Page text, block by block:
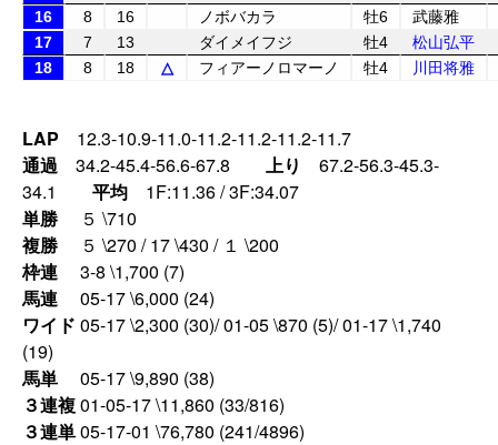
16
8 16 ノボバカラ 牡6
武藤雅
17
7 13 ダイメイフジ 牡4
松山弘平
18
8 18 △ フィアーノロマーノ 牡4 川田将雅
LAP 12.3-10.9-11.0-11.2-11.2-11.2-11.7
通過 34.2-45.4-56.6-67.8 上り 67.2-56.3-45.3-
34.1
平均 1F:11.36 / 3F:34.07
単勝
５ \710
複勝
５ \270 / 17 \430 / １ \200
枠連
3-8 \1,700 (7)
馬連
05-17 \6,000 (24)
ワイド 05-17 \2,300 (30)/ 01-05 \870 (5)/ 01-17 \1,740
(19)
馬単
05-17 \9,890 (38)
３連複01-05-17 \11,860 (33/816)
３連単05-17-01 \76,780 (241/4896)